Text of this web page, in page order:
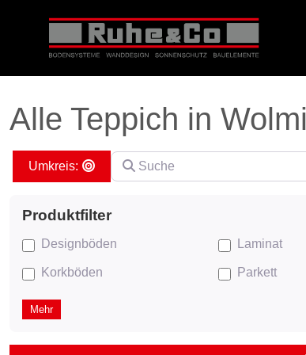
Alle Teppich in
Search By Distance
Suche
Designböden Laminat
Korkböden Parkett
Mehr